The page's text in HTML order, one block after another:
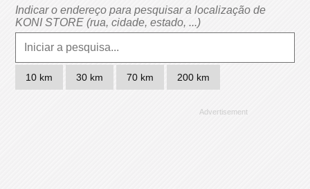
Indicar o endereço para pesquisar a localização de
KONI STORE (rua, cidade, estado, ...)
10 km 30 km 70 km 200 km